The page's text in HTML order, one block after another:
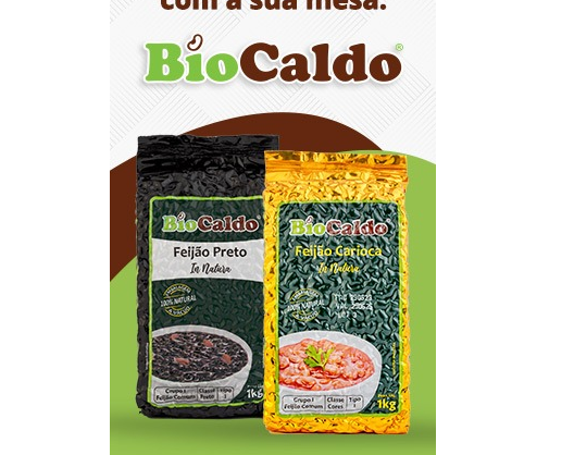
nesta quinta-feira (6)
Lactário do Hospital de Base garante
alimentação segura e personalizada aos
pacientes
8/5/2026
Agosto Lilás reforça orientação sobre
direitos e canais de proteção às
mulheres
8/5/2026
Anvisa propõe atualizar as normas da
propaganda de alimentos e de